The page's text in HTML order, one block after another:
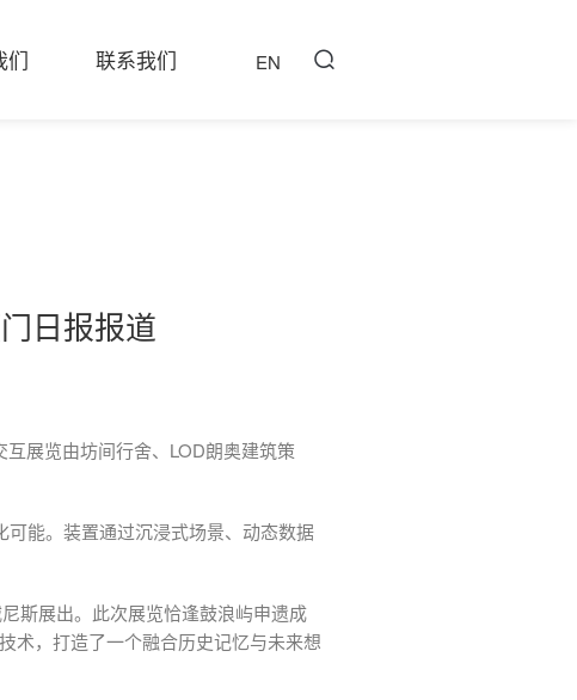
们 联系我们 EN
日报报道
展览由坊间行舍、LOD朗奥建筑策
能。装置通过沉浸式场景、动态数据
斯展出。此次展览恰逢鼓浪屿申遗成
术，打造了一个融合历史记忆与未来想